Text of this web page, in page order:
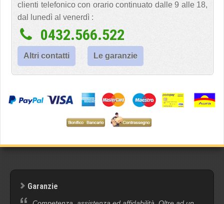
clienti telefonico con orario continuato dalle 9 alle 18,
dal lunedì al venerdì :
0432.566.522
Altri contatti Le garanzie
Garanzie